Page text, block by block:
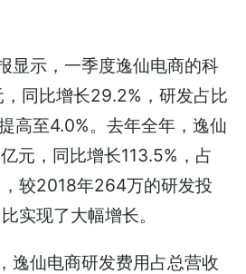
显示，一季度逸仙电商的科
同比增长29.2%，研发占比
高至4.0%。去年全年，逸仙
元，同比增长113.5%，占
较2018年264万的研发投
实现了大幅增长。
逸仙电商研发费用占总营收